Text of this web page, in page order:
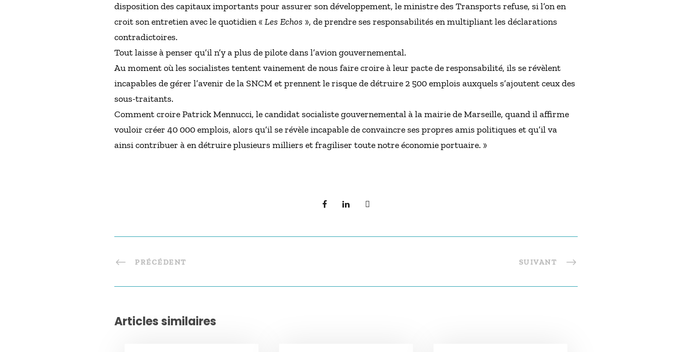
disposition des capitaux importants pour assurer son développement, le ministre des Transports refuse, si l’on en
croit son entretien avec le quotidien « Les Echos », de prendre ses responsabilités en multipliant les déclarations
contradictoires.
Tout laisse à penser qu’il n’y a plus de pilote dans l’avion gouvernemental.
Au moment où les socialistes tentent vainement de nous faire croire à leur pacte de responsabilité, ils se révèlent
incapables de gérer l’avenir de la SNCM et prennent le risque de détruire 2 500 emplois auxquels s’ajoutent ceux des
sous-traitants.
Comment croire Patrick Mennucci, le candidat socialiste gouvernemental à la mairie de Marseille, quand il affirme
vouloir créer 40 000 emplois, alors qu’il se révèle incapable de convaincre ses propres amis politiques et qu’il va
ainsi contribuer à en détruire plusieurs milliers et fragiliser toute notre économie portuaire. »
PRÉCÉDENT SUIVANT
Articles similaires